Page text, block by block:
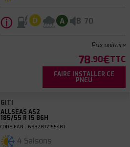
ⓘ D A B 70
Prix unitaire
78.90€TTC
FAIRE INSTALLER CE
PNEU
GITI
ALLSEAS AS2
185/55 R 15 86H
CODE EAN : 6932877155481
4 Saisons